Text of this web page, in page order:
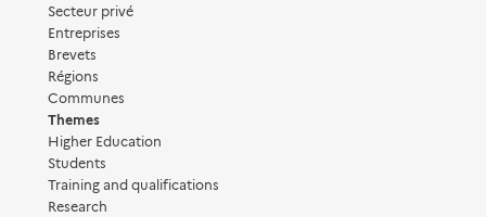
Secteur privé
Entreprises
Brevets
Régions
Communes
Themes
Higher Education
Students
Training and qualifications
Research